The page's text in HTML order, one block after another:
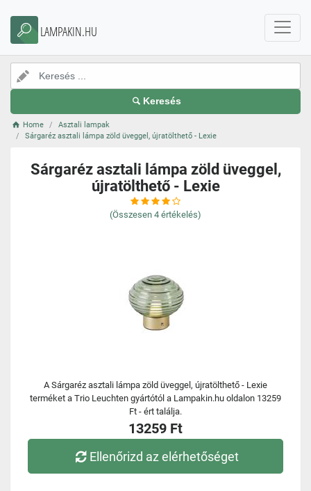
LAMPAKIN.HU
Keresés
Home
Asztali lampak
Sárgaréz asztali lámpa zöld üveggel, újratölthető - Lexie
Sárgaréz asztali lámpa zöld üveggel,
újratölthető - Lexie
(Összesen 4 értékelés)
A Sárgaréz asztali lámpa zöld üveggel, újratölthető - Lexie
terméket a Trio Leuchten gyártótól a Lampakin.hu oldalon 13259
Ft - ért találja.
13259 Ft
Ellenőrizd az elérhetőséget